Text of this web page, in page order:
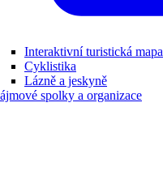
Interaktivní turistická mapa
Cyklistika
Lázně a jeskyně
spolky a organizace